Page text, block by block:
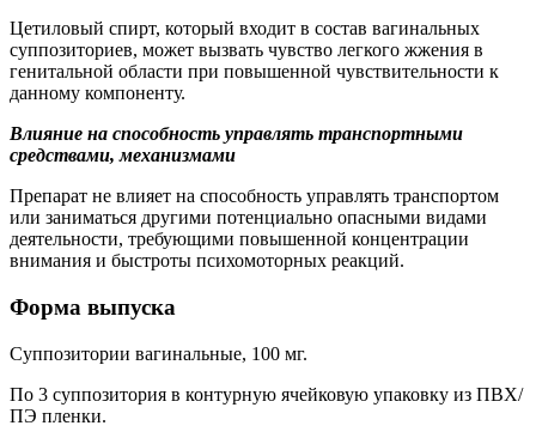
Цетиловый спирт, который входит в состав вагинальных
суппозиториев, может вызвать чувство легкого жжения в
генитальной области при повышенной чувствительности к
данному компоненту.
Влияние на способность управлять транспортными
средствами, механизмами
Препарат не влияет на способность управлять транспортом
или заниматься другими потенциально опасными видами
деятельности, требующими повышенной концентрации
внимания и быстроты психомоторных реакций.
Форма выпуска
Суппозитории вагинальные, 100 мг.
По 3 суппозитория в контурную ячейковую упаковку из ПВХ/
ПЭ пленки.